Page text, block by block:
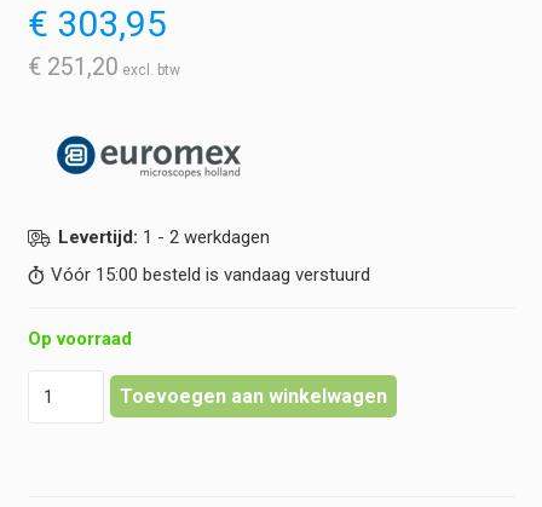
€ 303,95
€ 251,20
Levertijd: 1 - 2 werkdagen
Vóór 15:00 besteld is vandaag verstuurd
Op voorraad
Toevoegen aan winkelwagen